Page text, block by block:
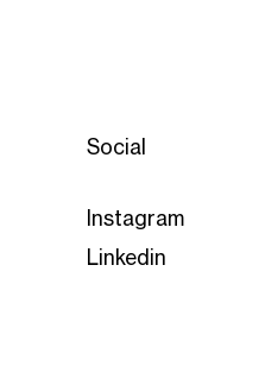
Social
Instagram
Linkedin